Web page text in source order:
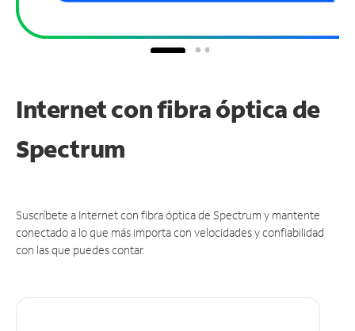
Internet con fibra óptica de
Spectrum
Suscríbete a Internet con fibra óptica de Spectrum y mantente
conectado a lo que más importa con velocidades y confiabilidad
con las que puedes contar.